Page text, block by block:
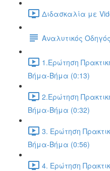
Διδασκαλία με
Αναλυτικός
1.Ερώτηση
Βήμα-Βήμα (0:13)
2.Ερώτηση
Βήμα-Βήμα (0:32)
3. Ερώτηση
Βήμα-Βήμα (0:56)
4. Ερώτηση